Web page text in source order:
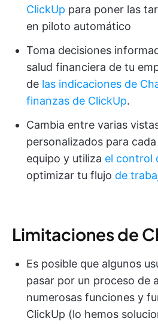
ClickUp para poner las
en piloto automático
Toma decisiones
salud financiera de tu
de las indicaciones de
finanzas de ClickUp.
Cambia entre varias
personalizados para
equipo y utiliza el control
optimizar tu flujo de
Limitaciones de
Es posible que algunos
pasar por un proceso de
numerosas funciones y
ClickUp (lo hemos